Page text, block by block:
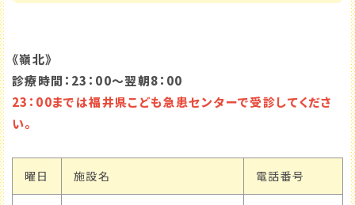
《嶺北》
診療時間：23：00～翌朝8：00
23：00までは福井県こども急患センターで受診してくださ
い。
曜日 施設名 電話番号